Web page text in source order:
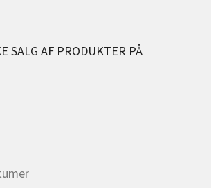
SALG AF PRODUKTER PÅ